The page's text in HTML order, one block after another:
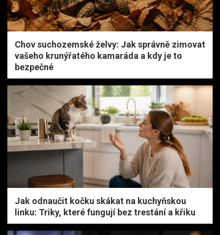
Chov suchozemské želvy: Jak správně zimovat
vašeho krunýřatého kamaráda a kdy je to
bezpečné
Jak odnaučit kočku skákat na kuchyňskou
linku: Triky, které fungují bez trestání a křiku